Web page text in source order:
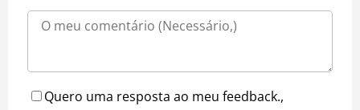
Quero uma resposta ao meu feedback.,